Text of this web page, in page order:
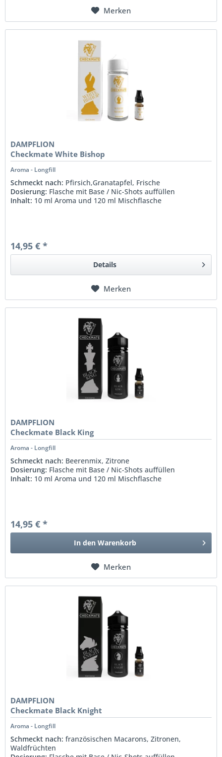
Merken
DAMPFLION
Checkmate White Bishop
Aroma - Longfill
Schmeckt nach: Pfirsich,Granatapfel, Frische
Dosierung: Flasche mit Base / Nic-Shots auffüllen
Inhalt: 10 ml Aroma und 120 ml Mischflasche
14,95 € *
Details
Merken
DAMPFLION
Checkmate Black King
Aroma - Longfill
Schmeckt nach: Beerenmix, Zitrone
Dosierung: Flasche mit Base / Nic-Shots auffüllen
Inhalt: 10 ml Aroma und 120 ml Mischflasche
14,95 € *
In den Warenkorb
Merken
DAMPFLION
Checkmate Black Knight
Aroma - Longfill
Schmeckt nach: französischen Macarons, Zitronen,
Waldfrüchten